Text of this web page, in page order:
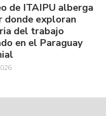
de ITAIPU alberga
donde exploran
del trabajo
en el Paraguay